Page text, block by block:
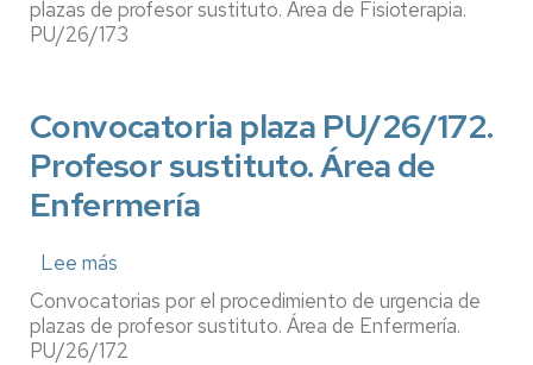
Económico
PU/26/173.
Área
de
Fisioterapia
plazas de profesor sustituto. Área de Fisioterapia.
PU/26/173
Convocatoria plaza PU/26/172.
Profesor sustituto. Área de
Enfermería
Lee más
Convocatoria
plaza
PU/26/172.
Convocatorias por el procedimiento de urgencia de
plazas de profesor sustituto. Área de Enfermería.
PU/26/172